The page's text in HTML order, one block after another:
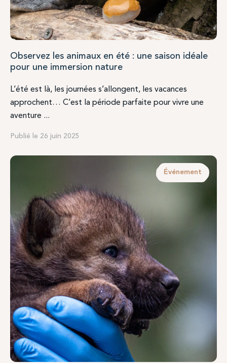
Observez les animaux en été : une saison idéale
pour une immersion nature
L’été est là, les journées s’allongent, les vacances
approchent… C’est la période parfaite pour vivre une
aventure ...
Publié le 26 juin 2025
Événement